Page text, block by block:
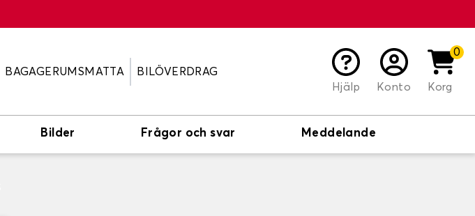
BAGAGERUMSMATTA
BILÖVERDRAG
Hjälp
Konto
0
Korg
Bilder Frågor och svar Meddelande